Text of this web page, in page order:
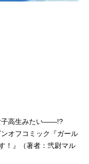
子高生みたい――!?
オフコミック『ガール
！』（著者：弐尉マル